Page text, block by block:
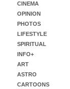
CINEMA
OPINION
PHOTOS
LIFESTYLE
SPIRITUAL
INFO+
ART
ASTRO
CARTOONS